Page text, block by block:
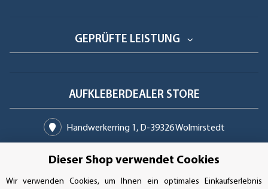
GEPRÜFTE LEISTUNG
AUFKLEBERDEALER STORE
Handwerkerring 1, D-39326 Wolmirstedt
Bestellungen/Support: +49 (0)39-201-28-98-10
Buchhaltung: +49 (0)39-201-28-98-17
Dieser Shop verwendet Cookies
Wir verwenden Cookies, um Ihnen ein optimales Einkaufserlebnis